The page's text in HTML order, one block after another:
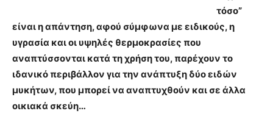
τόσο”
είναι η απάντηση, αφού σύμφωνα με ειδικούς, η
υγρασία και οι υψηλές θερμοκρασίες που
αναπτύσσονται κατά τη χρήση του, παρέχουν το
ιδανικό περιβάλλον για την ανάπτυξη δύο ειδών
μυκήτων, που μπορεί να αναπτυχθούν και σε άλλα
οικιακά σκεύη…